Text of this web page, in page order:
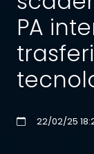
PA
22/02/25